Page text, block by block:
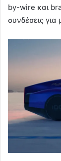
by-wire και
συνδέσεις